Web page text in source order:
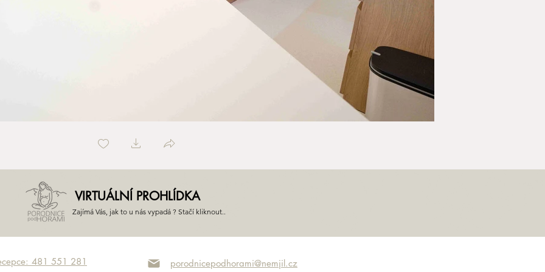
Zajímá Vás, jak to u nás vypadá ? Stačí kliknout..
VIRTUÁLNÍ PROHLÍDKA
481 551 281 porodnicepodhorami@nemjil.cz